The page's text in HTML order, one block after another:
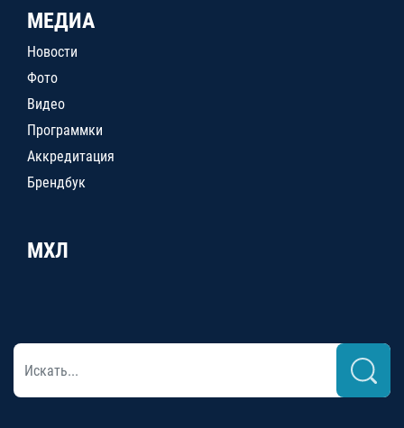
МЕДИА
Новости
Фото
Видео
Программки
Аккредитация
Брендбук
МХЛ